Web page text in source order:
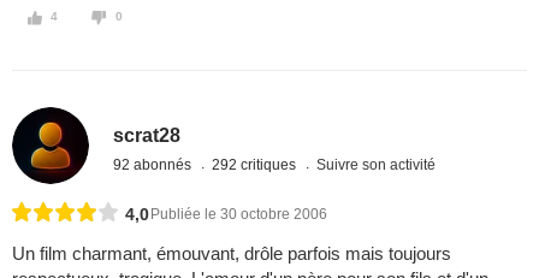
4 0
scrat28
92 abonnés 292 critiques Suivre son activité
4,0 Publiée le 30 octobre 2006
Un film charmant, émouvant, drôle parfois mais toujours